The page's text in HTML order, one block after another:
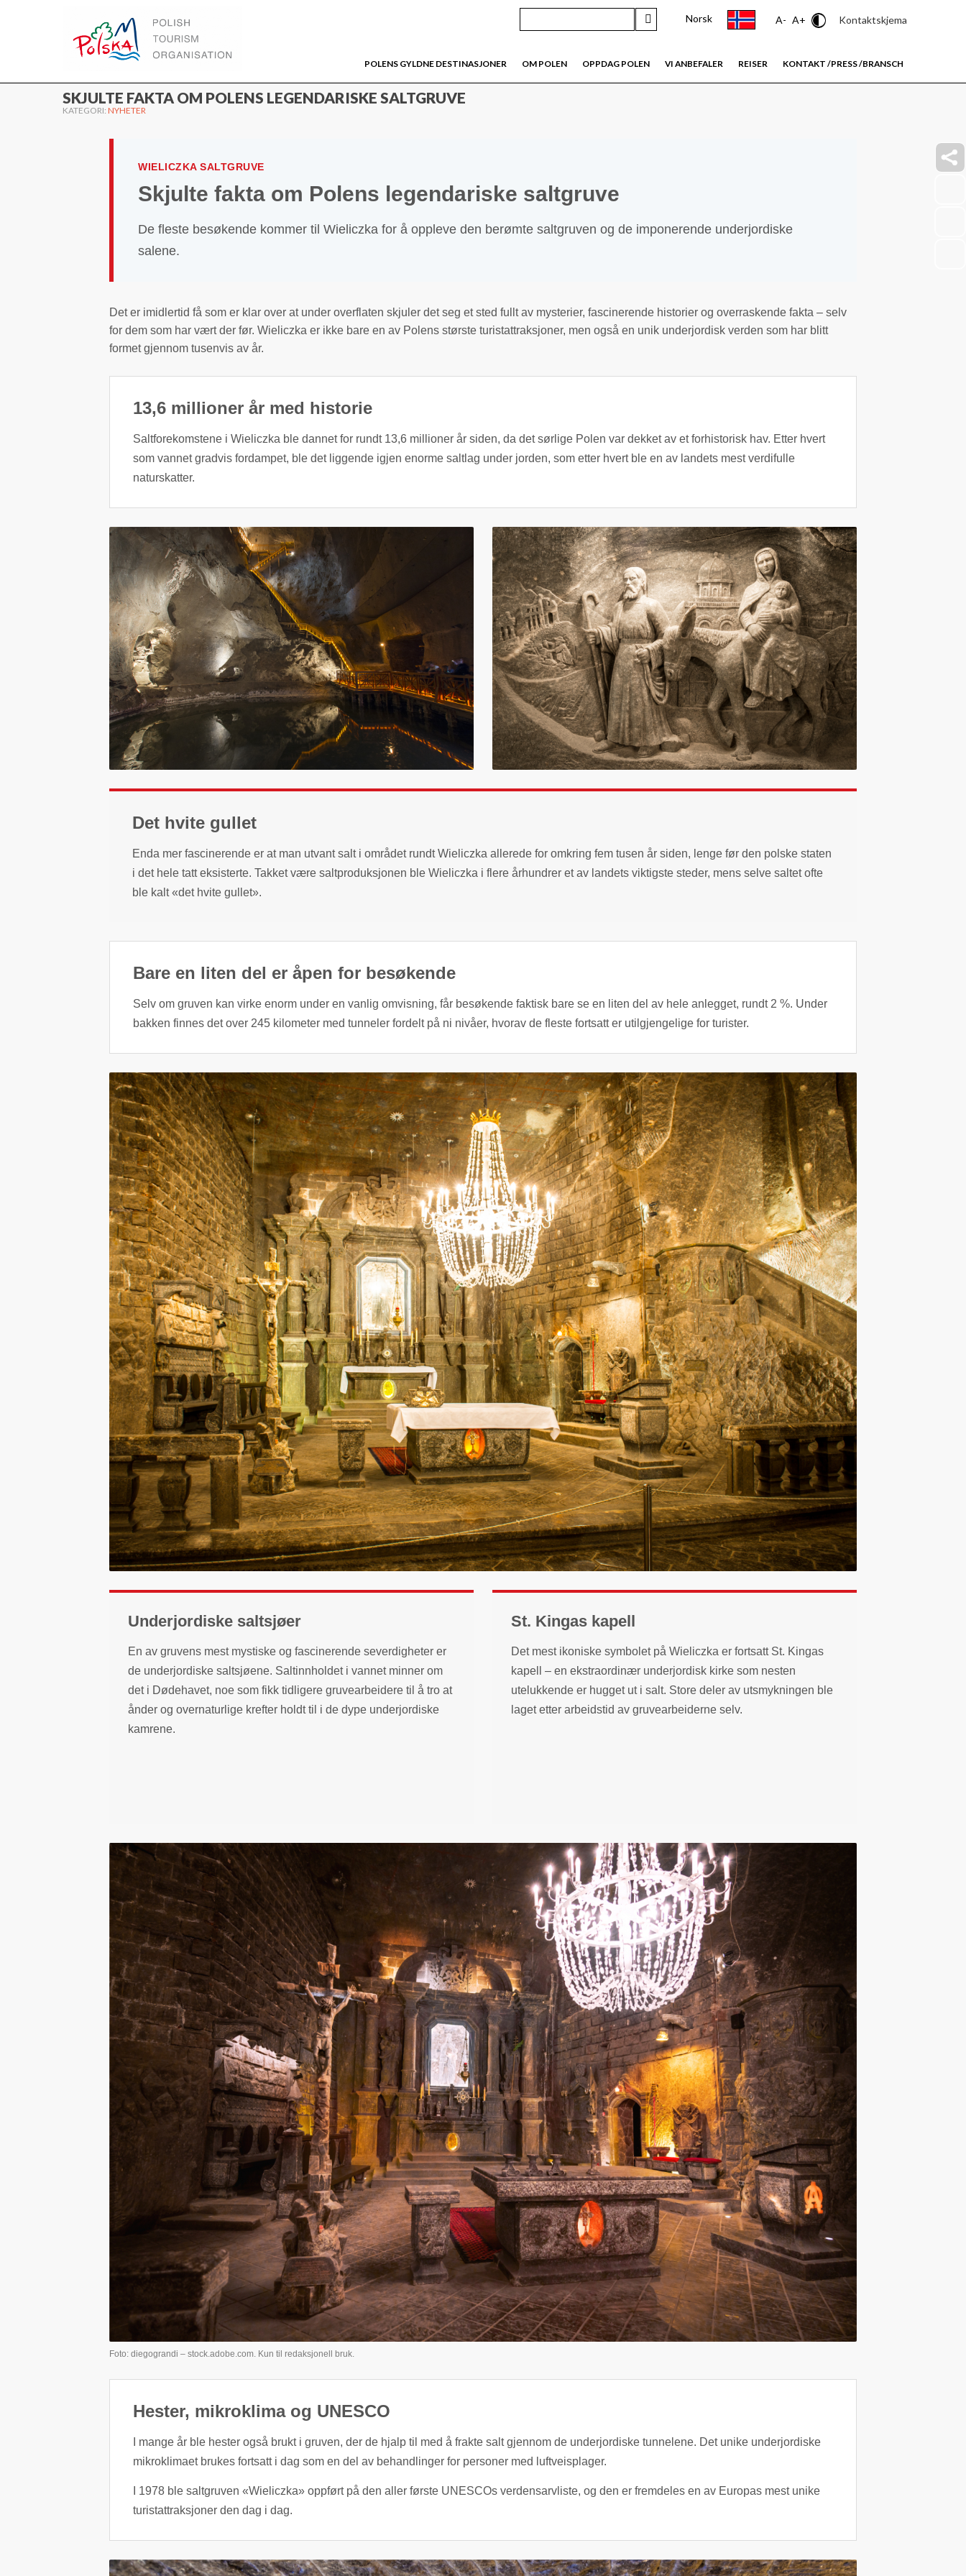
Norsk A- A+ ContrastKontaktskjema
WWW.POLEN.TRAVEL
POLENS GYLDNE DESTINASJONER OM POLEN OPPDAG POLEN VI ANBEFALER REISER KONTAKT /PRESS /BRANSCH
SKJULTE FAKTA OM POLENS LEGENDARISKE SALTGRUVE
KATEGORI: NYHETER
WIELICZKA SALTGRUVE
Skjulte fakta om Polens legendariske saltgruve
De fleste besøkende kommer til Wieliczka for å oppleve den berømte saltgruven og de imponerende underjordiske
salene.
Det er imidlertid få som er klar over at under overflaten skjuler det seg et sted fullt av mysterier, fascinerende historier og overraskende fakta – selv
for dem som har vært der før. Wieliczka er ikke bare en av Polens største turistattraksjoner, men også en unik underjordisk verden som har blitt
formet gjennom tusenvis av år.
13,6 millioner år med historie
Saltforekomstene i Wieliczka ble dannet for rundt 13,6 millioner år siden, da det sørlige Polen var dekket av et forhistorisk hav. Etter hvert
som vannet gradvis fordampet, ble det liggende igjen enorme saltlag under jorden, som etter hvert ble en av landets mest verdifulle
naturskatter.
Det hvite gullet
Enda mer fascinerende er at man utvant salt i området rundt Wieliczka allerede for omkring fem tusen år siden, lenge før den polske staten
i det hele tatt eksisterte. Takket være saltproduksjonen ble Wieliczka i flere århundrer et av landets viktigste steder, mens selve saltet ofte
ble kalt «det hvite gullet».
Bare en liten del er åpen for besøkende
Selv om gruven kan virke enorm under en vanlig omvisning, får besøkende faktisk bare se en liten del av hele anlegget, rundt 2 %. Under
bakken finnes det over 245 kilometer med tunneler fordelt på ni nivåer, hvorav de fleste fortsatt er utilgjengelige for turister.
Underjordiske saltsjøer
En av gruvens mest mystiske og fascinerende severdigheter er
de underjordiske saltsjøene. Saltinnholdet i vannet minner om
det i Dødehavet, noe som fikk tidligere gruvearbeidere til å tro at
ånder og overnaturlige krefter holdt til i de dype underjordiske
kamrene.
St. Kingas kapell
Det mest ikoniske symbolet på Wieliczka er fortsatt St. Kingas
kapell – en ekstraordinær underjordisk kirke som nesten
utelukkende er hugget ut i salt. Store deler av utsmykningen ble
laget etter arbeidstid av gruvearbeiderne selv.
Foto: diegograndi – stock.adobe.com. Kun til redaksjonell bruk.
Hester, mikroklima og UNESCO
I mange år ble hester også brukt i gruven, der de hjalp til med å frakte salt gjennom de underjordiske tunnelene. Det unike underjordiske
mikroklimaet brukes fortsatt i dag som en del av behandlinger for personer med luftveisplager.
I 1978 ble saltgruven «Wieliczka» oppført på den aller første UNESCOs verdensarvliste, og den er fremdeles en av Europas mest unike
turistattraksjoner den dag i dag.